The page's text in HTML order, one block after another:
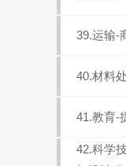
39.运输-
40.材料
41.教育-
42.科学